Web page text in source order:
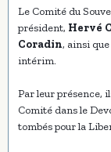
Le Comité du
président, Hervé
Coradin, ainsi
intérim.
Par leur présence,
Comité dans le
tombés pour la